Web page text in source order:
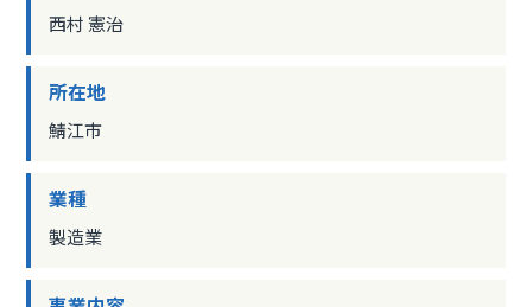
西村 憲治
所在地
鯖江市
業種
製造業